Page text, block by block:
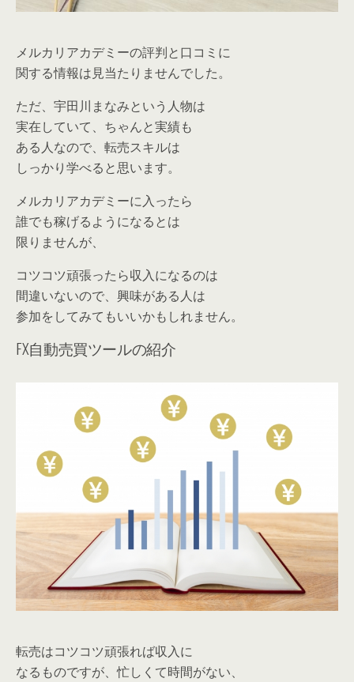
メルカリアカデミーの評判と口コミに
関する情報は見当たりませんでした。
ただ、宇田川まなみという人物は
実在していて、ちゃんと実績も
ある人なので、転売スキルは
しっかり学べると思います。
メルカリアカデミーに入ったら
誰でも稼げるようになるとは
限りませんが、
コツコツ頑張ったら収入になるのは
間違いないので、興味がある人は
参加をしてみてもいいかもしれません。
FX自動売買ツールの紹介
転売はコツコツ頑張れば収入に
なるものですが、忙しくて時間がない、